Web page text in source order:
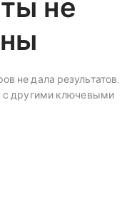
не
не дала результатов.
с другими ключевыми